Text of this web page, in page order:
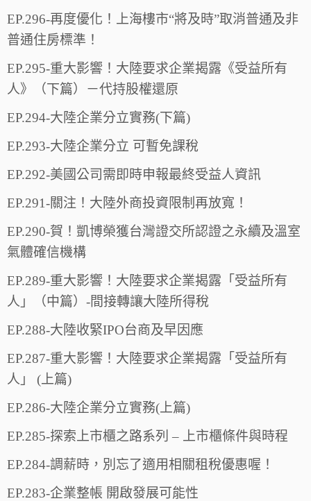
EP.296-再度優化！上海樓市“將及時”取消普通及非
普通住房標準！
EP.295-重大影響！大陸要求企業揭露《受益所有
人》（下篇）－代持股權還原
EP.294-大陸企業分立實務(下篇)
EP.293-大陸企業分立 可暫免課稅
EP.292-美國公司需即時申報最終受益人資訊
EP.291-關注！大陸外商投資限制再放寬！
EP.290-賀！凱博榮獲台灣證交所認證之永續及溫室
氣體確信機構
EP.289-重大影響！大陸要求企業揭露「受益所有
人」（中篇）-間接轉讓大陸所得稅
EP.288-大陸收緊IPO台商及早因應
EP.287-重大影響！大陸要求企業揭露「受益所有
人」 (上篇)
EP.286-大陸企業分立實務(上篇)
EP.285-探索上市櫃之路系列 – 上市櫃條件與時程
EP.284-調薪時，別忘了適用相關租稅優惠喔！
EP.283-企業整帳 開啟發展可能性